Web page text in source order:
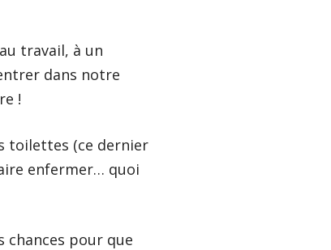
travail, à un
dans notre
!
toilettes (ce dernier
enfermer… quoi
chances pour que